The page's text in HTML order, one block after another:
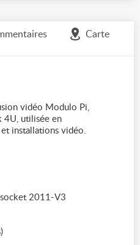
Carte
vidéo Modulo Pi,
4U, utilisée en
installations vidéo.
2011-V3